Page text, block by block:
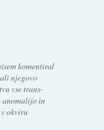
komentiral
njegovo
vse trans-
anomalijo in
okviru